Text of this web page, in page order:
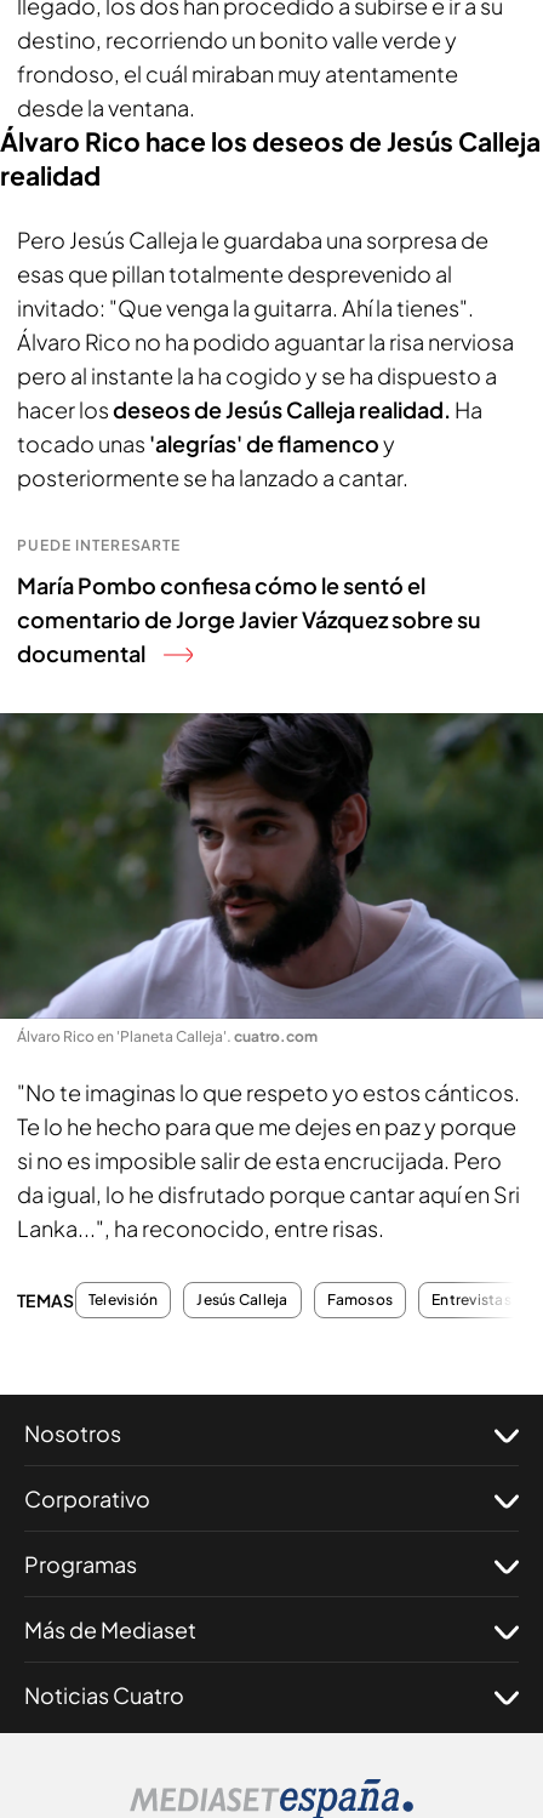
destino, recorriendo un bonito valle verde y
frondoso, el cuál miraban muy atentamente
desde la ventana.
Álvaro Rico hace los deseos de Jesús Calleja
realidad
Pero Jesús Calleja le guardaba una sorpresa de
esas que pillan totalmente desprevenido al
invitado: "Que venga la guitarra. Ahí la tienes".
Álvaro Rico no ha podido aguantar la risa nerviosa
pero al instante la ha cogido y se ha dispuesto a
hacer losdeseos de Jesús Calleja realidad. Ha
tocado unas 'alegrías' de flamencoy
posteriormente se ha lanzado a cantar.
PUEDE INTERESARTE
María Pombo confiesa cómo le sentó el
comentario de Jorge Javier Vázquez sobre su
documental
Álvaro Rico en 'Planeta Calleja'. cuatro.com
"No te imaginas lo que respeto yo estos cánticos.
Te lo he hecho para que me dejes en paz y porque
si no es imposible salir de esta encrucijada. Pero
da igual, lo he disfrutado porque cantar aquí en Sri
Lanka...", ha reconocido, entre risas.
TEMAS Televisión Jesús Calleja Famosos Entrevistas
Nosotros
Corporativo
Programas
Más de Mediaset
Noticias Cuatro